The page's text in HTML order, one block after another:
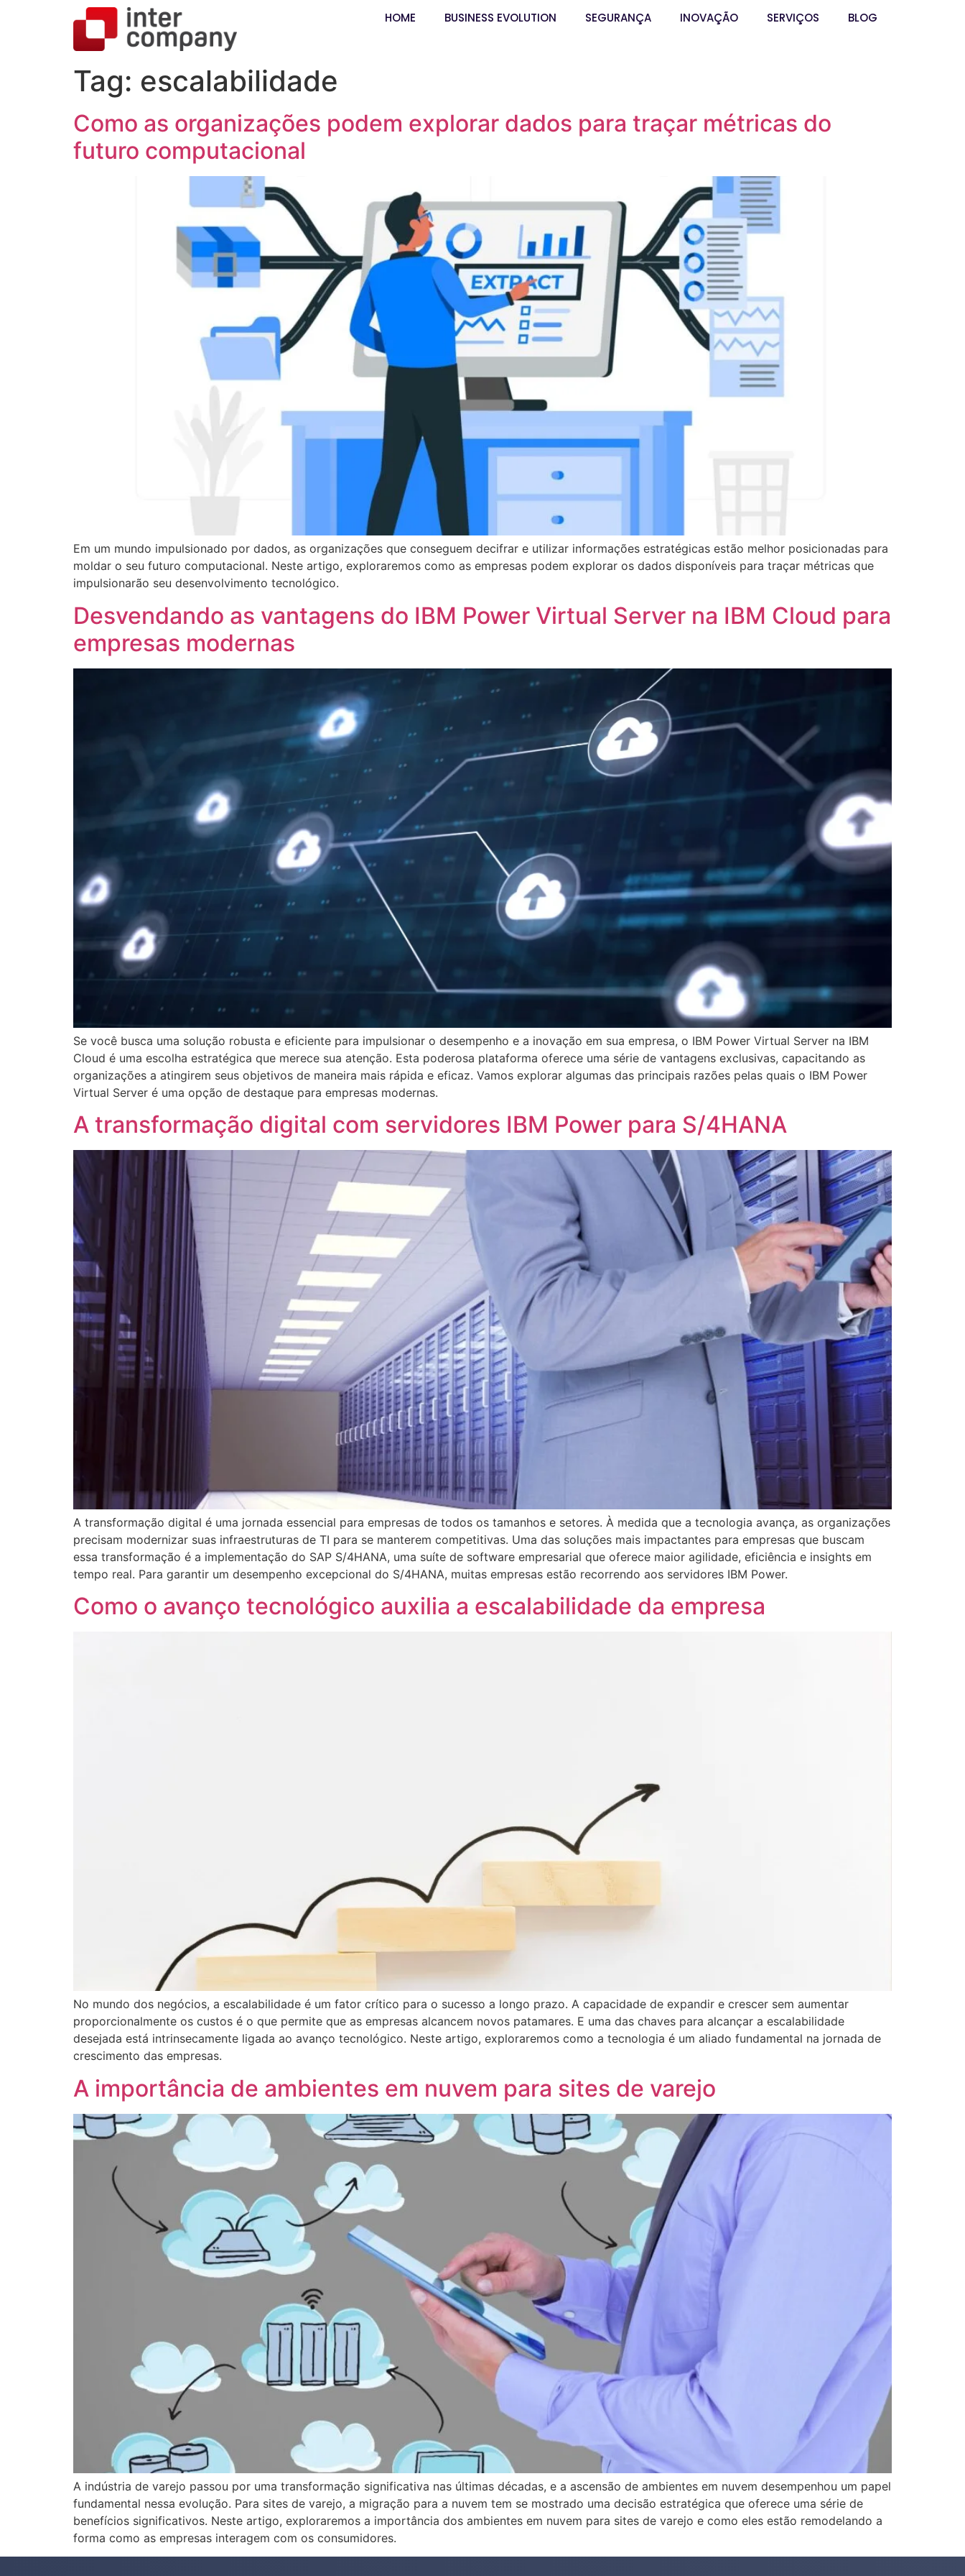
HOME BUSINESS EVOLUTION SEGURANÇA INOVAÇÃO SERVIÇOS BLOG
Tag: escalabilidade
Como as organizações podem explorar dados para traçar métricas do
futuro computacional
Em um mundo impulsionado por dados, as organizações que conseguem decifrar e utilizar informações estratégicas estão melhor posicionadas para
moldar o seu futuro computacional. Neste artigo, exploraremos como as empresas podem explorar os dados disponíveis para traçar métricas que
impulsionarão seu desenvolvimento tecnológico.
Desvendando as vantagens do IBM Power Virtual Server na IBM Cloud para
empresas modernas
Se você busca uma solução robusta e eficiente para impulsionar o desempenho e a inovação em sua empresa, o IBM Power Virtual Server na IBM
Cloud é uma escolha estratégica que merece sua atenção. Esta poderosa plataforma oferece uma série de vantagens exclusivas, capacitando as
organizações a atingirem seus objetivos de maneira mais rápida e eficaz. Vamos explorar algumas das principais razões pelas quais o IBM Power
Virtual Server é uma opção de destaque para empresas modernas.
A transformação digital com servidores IBM Power para S/4HANA
A transformação digital é uma jornada essencial para empresas de todos os tamanhos e setores. À medida que a tecnologia avança, as organizações
precisam modernizar suas infraestruturas de TI para se manterem competitivas. Uma das soluções mais impactantes para empresas que buscam
essa transformação é a implementação do SAP S/4HANA, uma suíte de software empresarial que oferece maior agilidade, eficiência e insights em
tempo real. Para garantir um desempenho excepcional do S/4HANA, muitas empresas estão recorrendo aos servidores IBM Power.
Como o avanço tecnológico auxilia a escalabilidade da empresa
No mundo dos negócios, a escalabilidade é um fator crítico para o sucesso a longo prazo. A capacidade de expandir e crescer sem aumentar
proporcionalmente os custos é o que permite que as empresas alcancem novos patamares. E uma das chaves para alcançar a escalabilidade
desejada está intrinsecamente ligada ao avanço tecnológico. Neste artigo, exploraremos como a tecnologia é um aliado fundamental na jornada de
crescimento das empresas.
A importância de ambientes em nuvem para sites de varejo
A indústria de varejo passou por uma transformação significativa nas últimas décadas, e a ascensão de ambientes em nuvem desempenhou um papel
fundamental nessa evolução. Para sites de varejo, a migração para a nuvem tem se mostrado uma decisão estratégica que oferece uma série de
benefícios significativos. Neste artigo, exploraremos a importância dos ambientes em nuvem para sites de varejo e como eles estão remodelando a
forma como as empresas interagem com os consumidores.